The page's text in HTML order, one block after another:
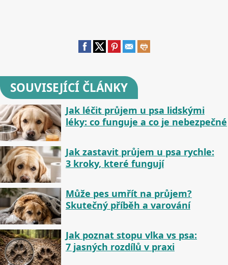
SOUVISEJÍCÍ ČLÁNKY
Jak léčit průjem u psa lidskými
léky: co funguje a co je nebezpečné
Jak zastavit průjem u psa rychle:
3 kroky, které fungují
Může pes umřít na průjem?
Skutečný příběh a varování
Jak poznat stopu vlka vs psa:
7 jasných rozdílů v praxi